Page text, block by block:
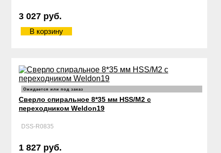
3 027 руб.
В корзину
Ожидается или под заказ
Сверло спиральное 8*35 мм HSS/М2 с
переходником Weldon19
DSS-R0835
1 827 руб.